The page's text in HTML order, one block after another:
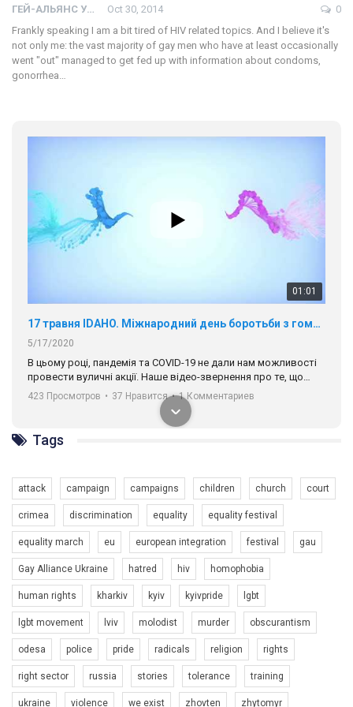
ГЕЙ-АЛЬЯНС УКРАИНА Oct 30, 2014
0
Frankly speaking I am a bit tired of HIV related topics. And I believe it's
not only me: the vast majority of gay men who have at least occasionally
went "out" managed to get fed up with information about condoms,
gonorrhea…
01:01
17 травня IDAHO. Міжнародний день боротьби з гомофобією трансфобією і біфобія.
5/17/2020
В цьому році, пандемія та COVІD-19 не дали нам можливості
провести вуличні акції. Наше відео-звернення про те, що
навіть коли ми у різних містах та не можемо зустрінеться, ми
разом. Ми закликаємо всіх хто поділяє цінності рівності та
солідарності, приєднатися до нас. Регіональні підрозділи
ГАУ є в 16 областях України.
Разом наш голос лунає гучніше!
423 Просмотров • 37 Нравится • 1 Комментариев
Зупинимо насильство проти ЛГБТ в Україні! Stop violence against LGBT in Ukraine!
6/30/2017
Емоційний та вражаючий промо-ролік на конкурс PACT, який
представляє програму "Гей-альянс Україна" з протидії
насильству проти ЛГБТ в Україні.
1.9K Просмотров • 226 Нравится 5 Комментариев
Tags
attack campaign campaigns children church court
crimea discrimination equality equality festival
equality march eu european integration festival gau
Gay Alliance Ukraine hatred hiv homophobia
human rights kharkiv kyiv kyivpride lgbt
lgbt movement lviv molodist murder obscurantism
odesa police pride radicals religion rights
right sector russia stories tolerance training
ukraine violence we exist zhovten zhytomyr